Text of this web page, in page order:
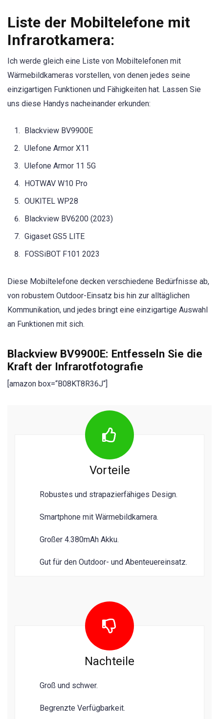
Liste der Mobiltelefone mit
Infrarotkamera:
Ich werde gleich eine Liste von Mobiltelefonen mit
Wärmebildkameras vorstellen, von denen jedes seine
einzigartigen Funktionen und Fähigkeiten hat. Lassen Sie
uns diese Handys nacheinander erkunden:
Blackview BV9900E
Ulefone Armor X11
Ulefone Armor 11 5G
HOTWAV W10 Pro
OUKITEL WP28
Blackview BV6200 (2023)
Gigaset GS5 LITE
FOSSiBOT F101 2023
Diese Mobiltelefone decken verschiedene Bedürfnisse ab,
von robustem Outdoor-Einsatz bis hin zur alltäglichen
Kommunikation, und jedes bringt eine einzigartige Auswahl
an Funktionen mit sich.
Blackview BV9900E: Entfesseln Sie die
Kraft der Infrarotfotografie
[amazon box=“B08KT8R36J“]
Vorteile
Robustes und strapazierfähiges Design.
Smartphone mit Wärmebildkamera.
Großer 4.380mAh Akku.
Gut für den Outdoor- und Abenteuereinsatz.
Nachteile
Groß und schwer.
Begrenzte Verfügbarkeit.